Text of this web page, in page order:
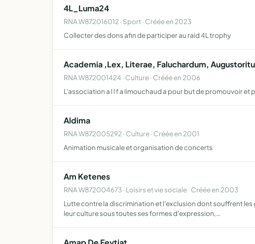
4L_Luma24
RNA W872016012 · Sport · Créée en 2023
Collecter des dons afin de participer au raid 4L trophy
Academia ,Lex, Literae, Faluchardum,
RNA W872001424 · Culture · Créée en 2006
L'association a l l f a limouchaud a pour but de promouvoir
Aldima
RNA W872005292 · Culture · Créée en 2001
Animation musicale et organisation de concerts
Am Ketenes
RNA W872004673 · Loisirs et vie sociale · Créée en 2003
Lutte contre la discrimination et l'exclusion dont souffrent
leur culture sous toutes ses formes d'expression,…